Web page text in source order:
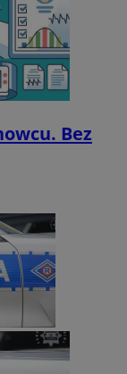
Bez